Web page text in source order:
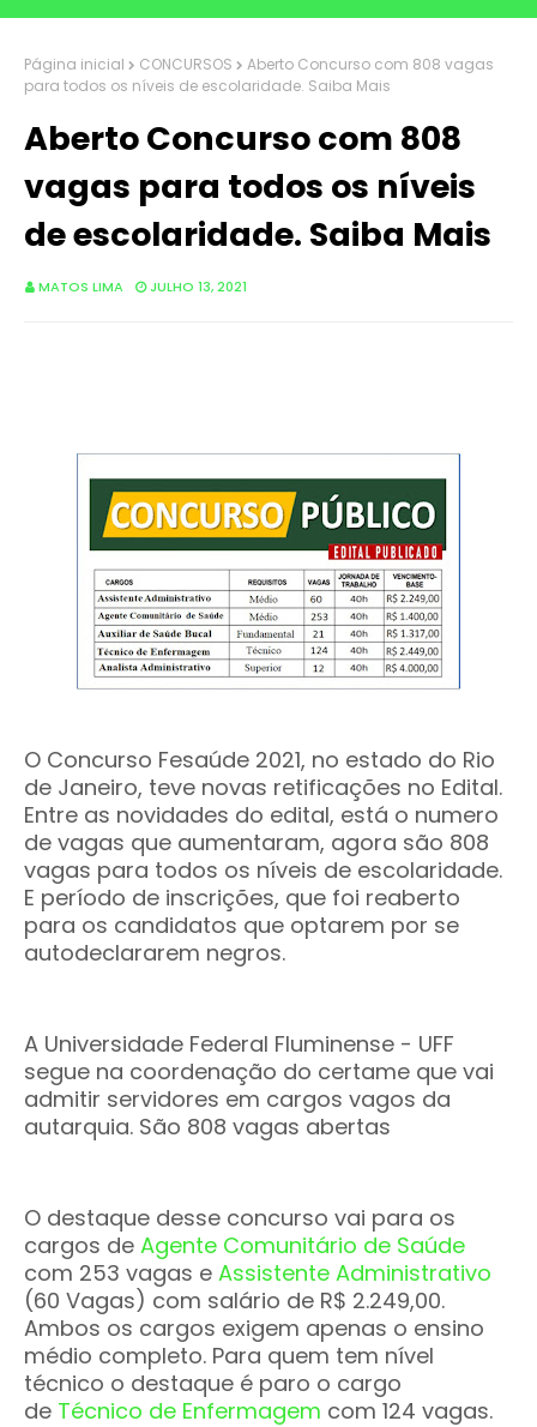
Página inicial CONCURSOS
Aberto Concurso com 808 vagas
para todos os níveis de escolaridade. Saiba Mais
Aberto Concurso com 808
vagas para todos os níveis
de escolaridade. Saiba Mais
MATOS LIMA JULHO 13, 2021
O Concurso Fesaúde 2021, no estado do Rio
de Janeiro, teve novas retificações no Edital.
Entre as novidades do edital, está o numero
de vagas que aumentaram, agora são 808
vagas para todos os níveis de escolaridade.
E período de inscrições, que foi reaberto
para os candidatos que optarem por se
autodeclararem negros.
A Universidade Federal Fluminense - UFF
segue na coordenação do certame que vai
admitir servidores em cargos vagos da
autarquia. São 808 vagas abertas
O destaque desse concurso vai para os
cargos de Agente Comunitário de Saúde
com 253 vagas e Assistente Administrativo
(60 Vagas) com salário de R$ 2.249,00.
Ambos os cargos exigem apenas o ensino
médio completo. Para quem tem nível
técnico o destaque é paro o cargo
de Técnico de Enfermagem com 124 vagas.